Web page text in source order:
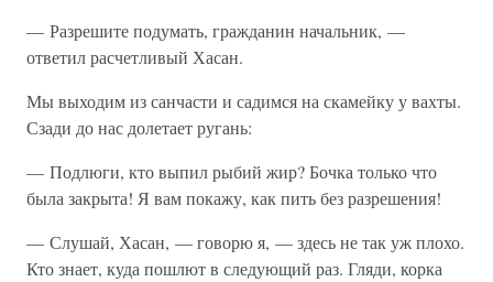
— Разрешите подумать, гражданин начальник, —
ответил расчетливый Хасан.
Мы выходим из санчасти и садимся на скамейку у вахты.
Сзади до нас долетает ругань:
— Подлюги, кто выпил рыбий жир? Бочка только что
была закрыта! Я вам покажу, как пить без разрешения!
— Слушай, Хасан, — говорю я, — здесь не так уж плохо.
Кто знает, куда пошлют в следующий раз. Гляди, корка